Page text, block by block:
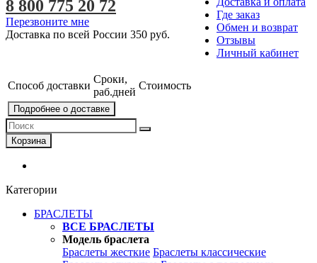
Где заказ
Обмен и возврат
Отзывы
Личный кабинет
8 800 775 20 72
Перезвоните мне
Доставка по всей России 350 руб.
Способ доставки
Сроки,
раб.дней
Стоимость
Подробнее о доставке
Корзина
Категории
БРАСЛЕТЫ
ВСЕ БРАСЛЕТЫ
Модель браслета
Браслеты жесткие Браслеты классические